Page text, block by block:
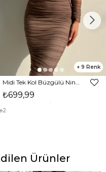
9
Midi Tek Kol Büzgülü Ninfe Kadın Vizon Tül Elbise 22K000524
₺699,99
2
Ürünler